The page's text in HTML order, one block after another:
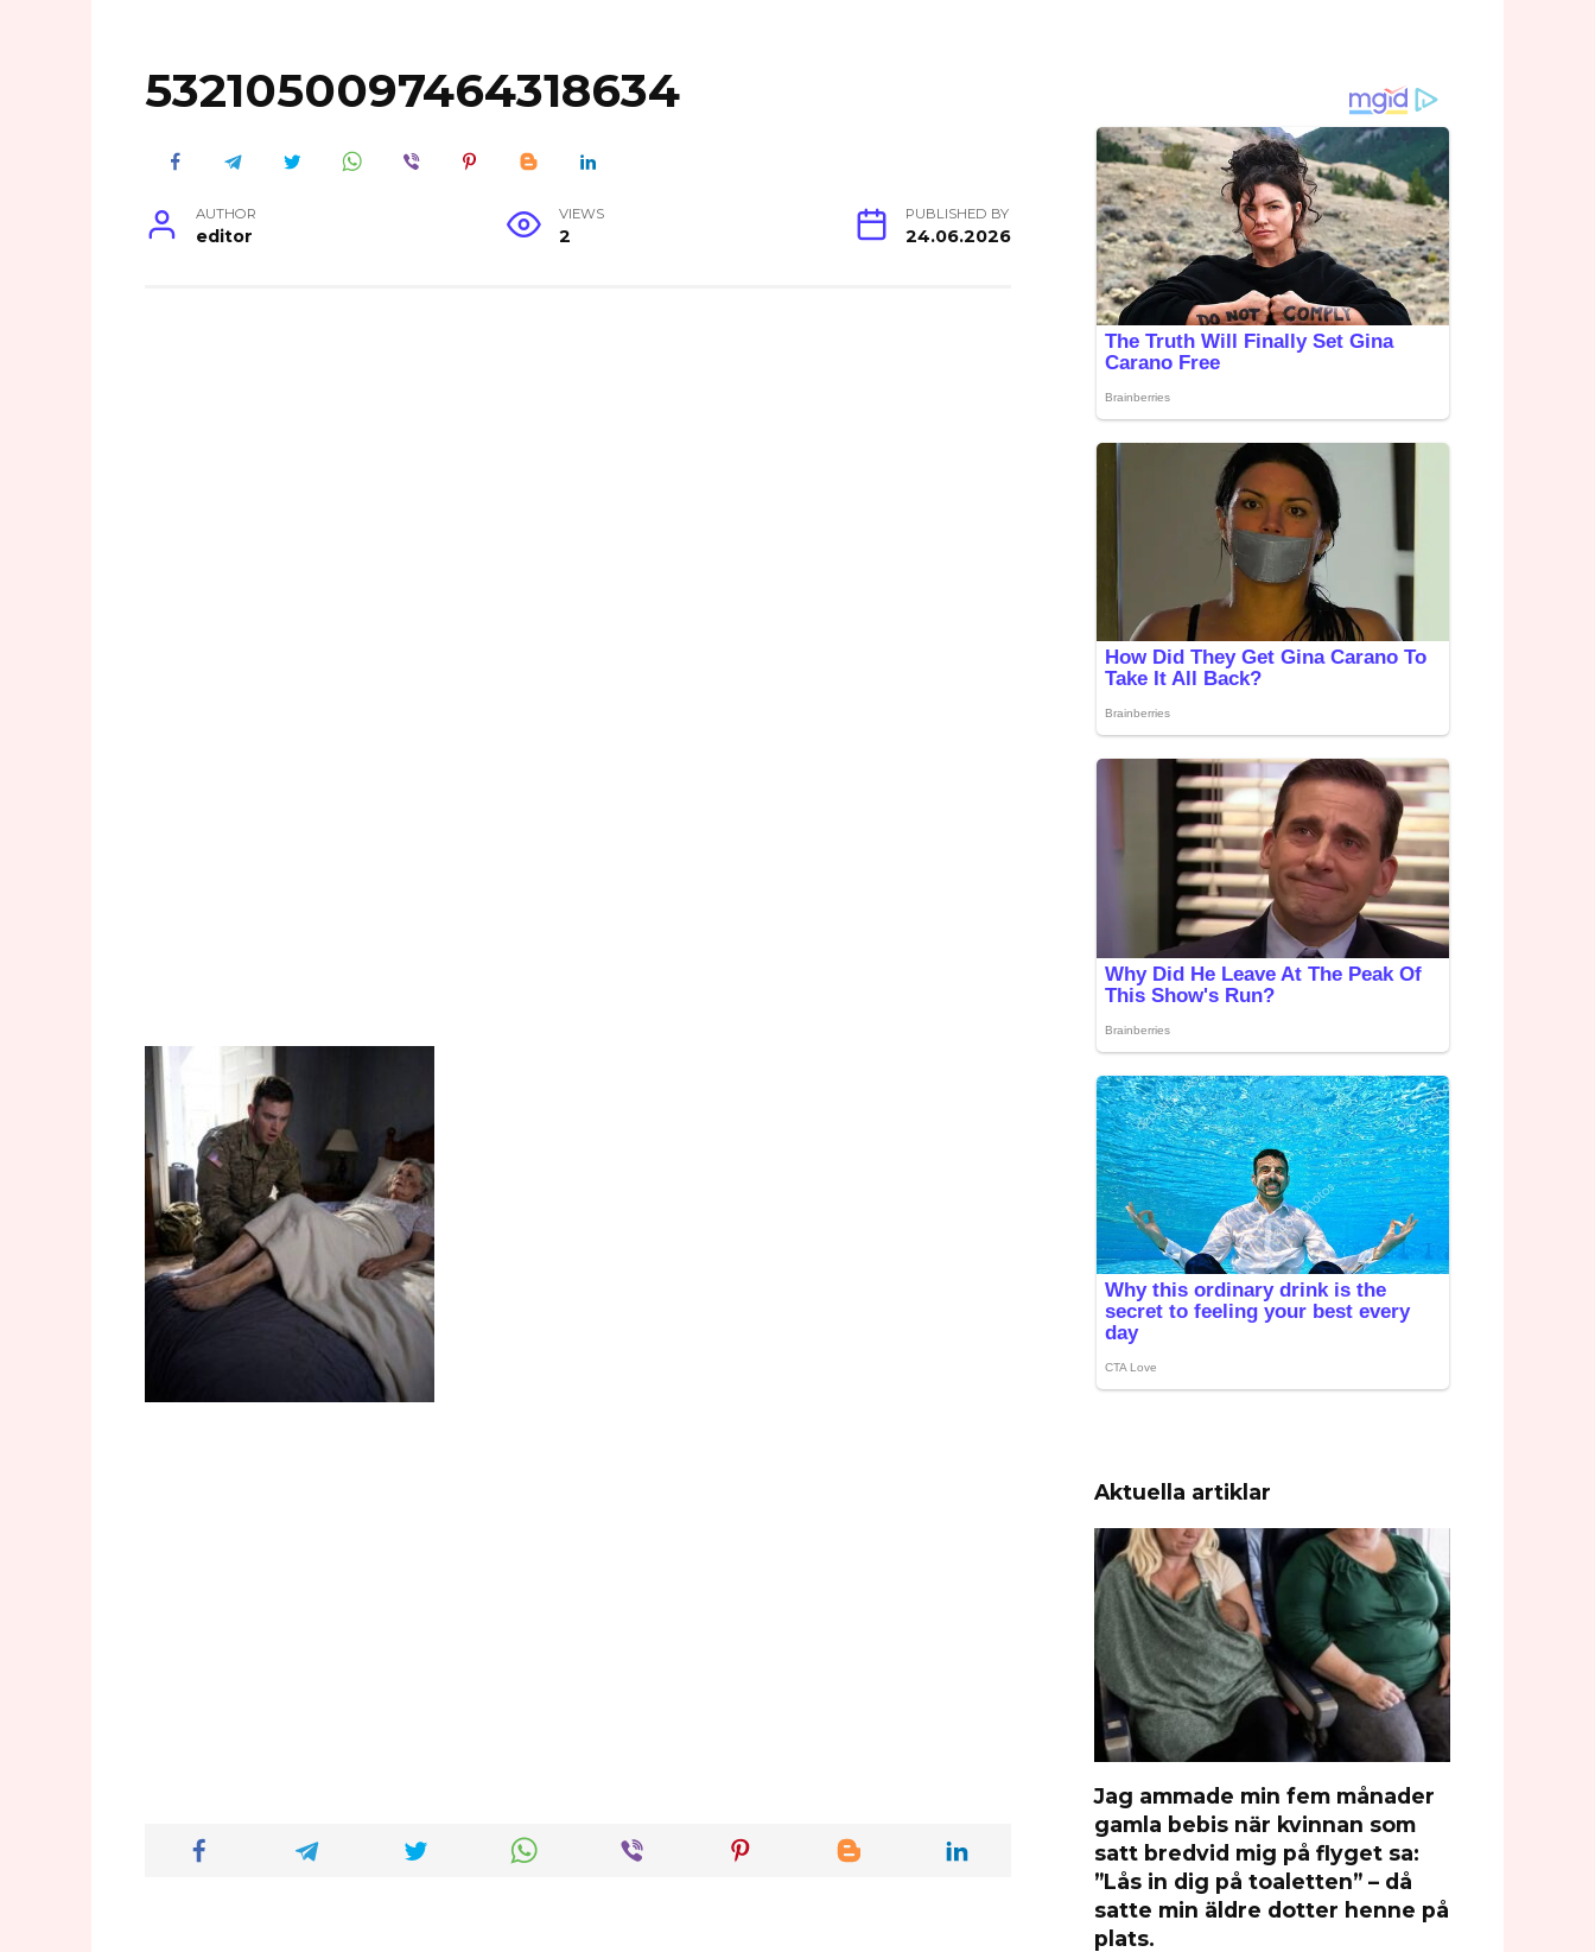
5321050097464318634
AUTHOR
editor
VIEWS
2
PUBLISHED BY
24.06.2026
Aktuella artiklar
Jag ammade min fem månader
gamla bebis när kvinnan som
satt bredvid mig på flyget sa:
”Lås in dig på toaletten” – då
satte min äldre dotter henne på
plats.